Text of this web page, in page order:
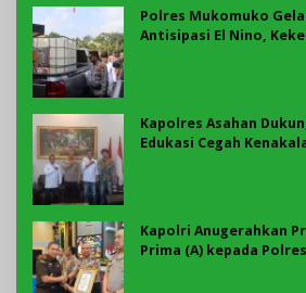
Polres Mukomuko
Antisipasi El Nino,
Kapolres Asahan
Edukasi Cegah
Kapolri Anugerahkan
Prima (A) kepada